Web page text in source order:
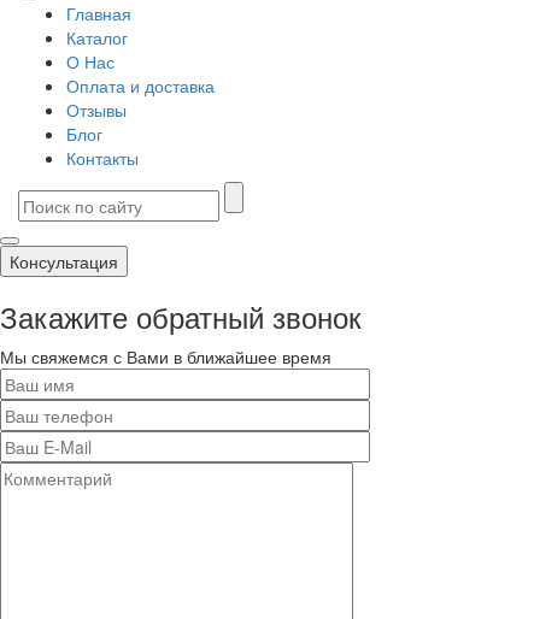
Главная
Каталог
О Нас
Оплата и доставка
Отзывы
Блог
Контакты
Консультация
Закажите обратный звонок
Мы свяжемся с Вами в ближайшее время